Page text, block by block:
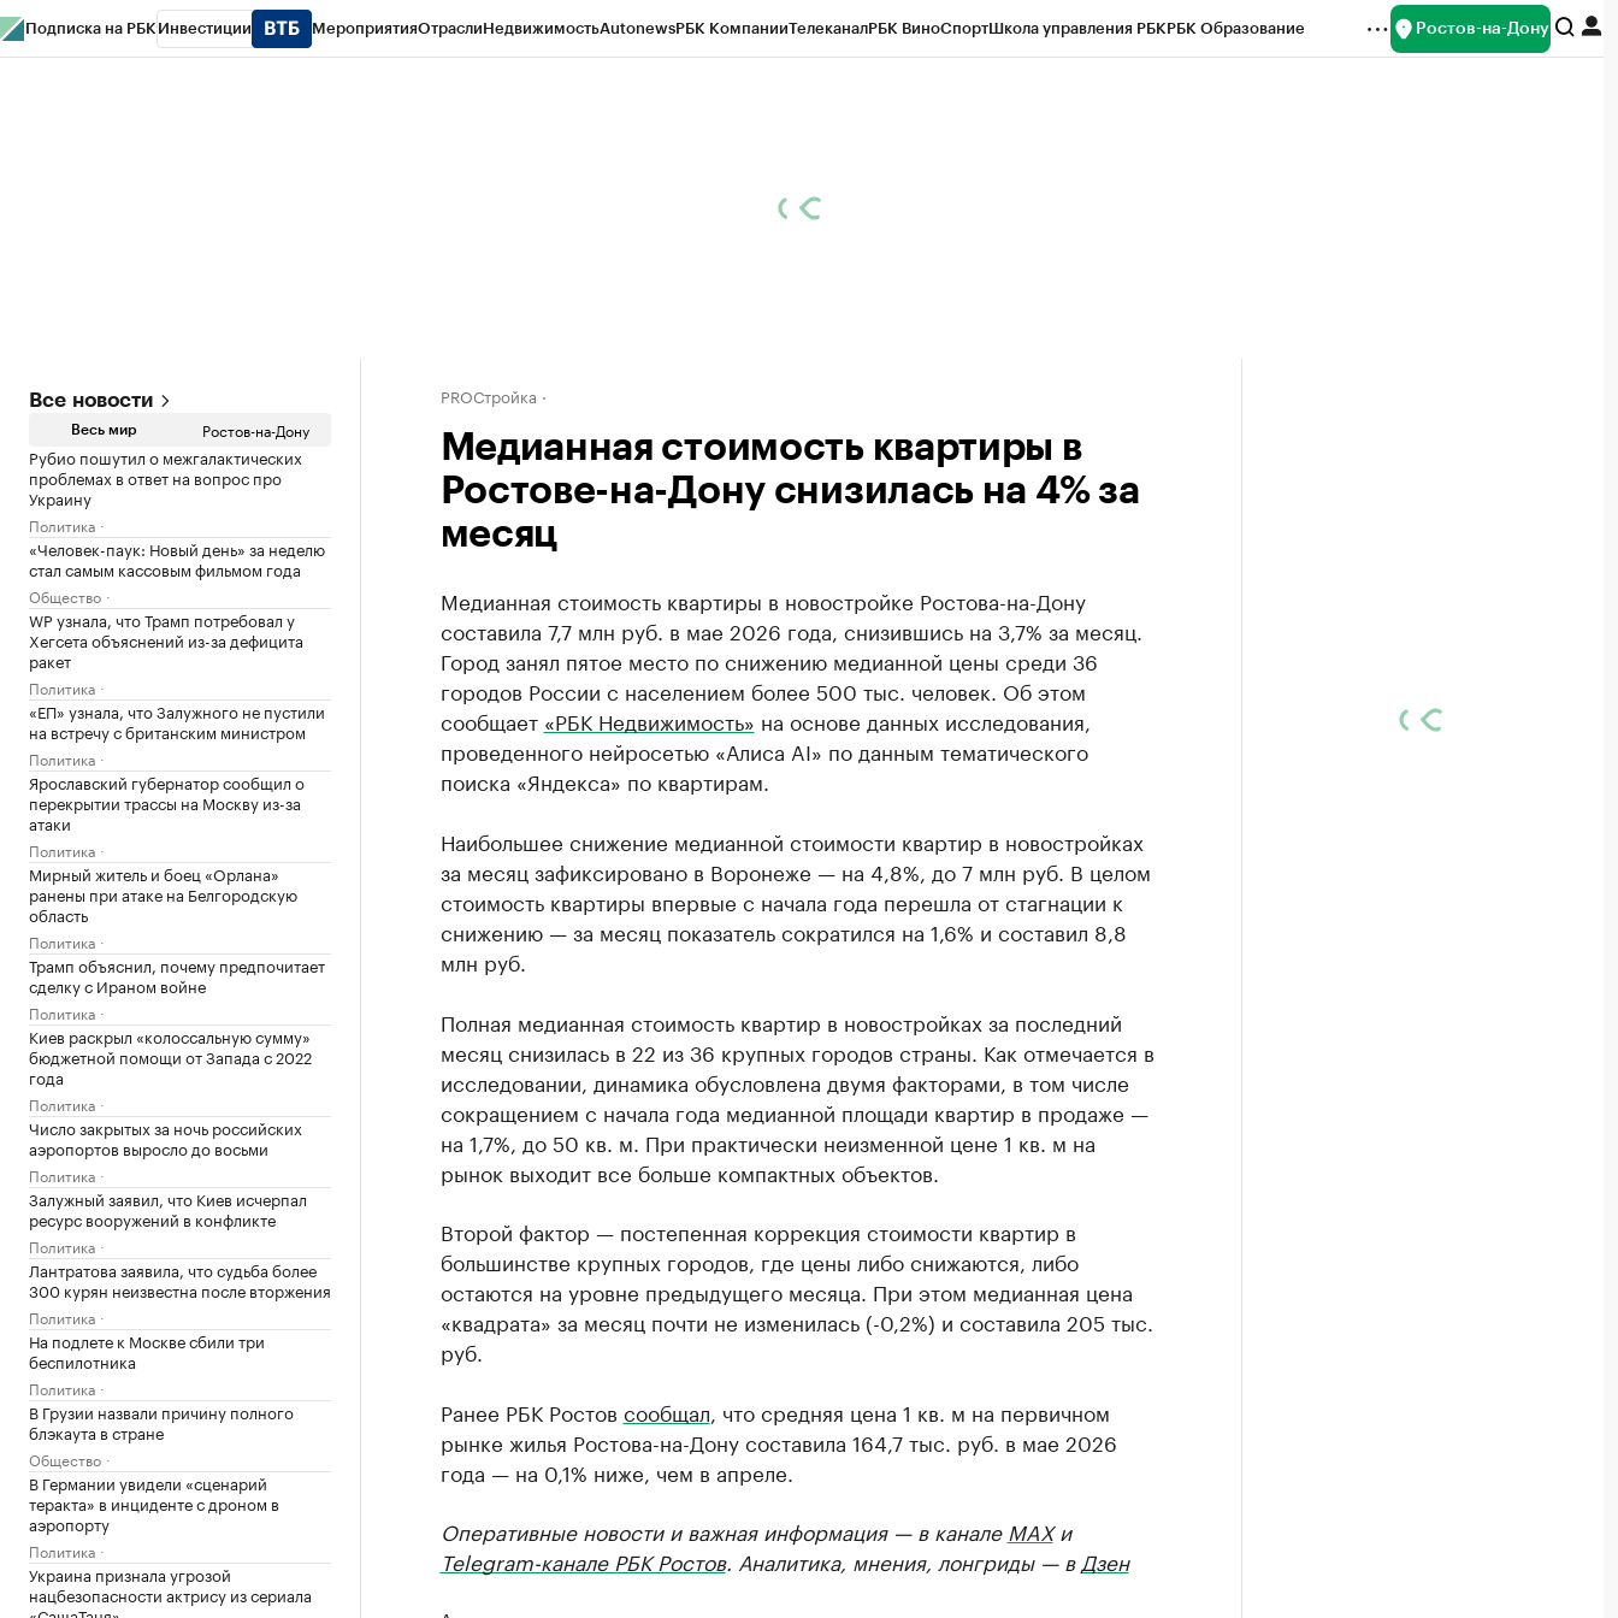
Подписка на РБК Инвестиции МероприятияОтраслиНедвижимостьAutonewsРБК КомпанииТелеканалРБК ВиноСпортШкола управления РБКРБК Образование Ростов-на-Дону
Все новости
Весь мир Ростов-на-Дону
Рубио пошутил о межгалактических
проблемах в ответ на вопрос про
Украину
Политика
«Человек-паук: Новый день» за неделю
стал самым кассовым фильмом года
Общество
WP узнала, что Трамп потребовал у
Хегсета объяснений из-за дефицита
ракет
Политика
«ЕП» узнала, что Залужного не пустили
на встречу с британским министром
Политика
Ярославский губернатор сообщил о
перекрытии трассы на Москву из-за
атаки
Политика
Мирный житель и боец «Орлана»
ранены при атаке на Белгородскую
область
Политика
Трамп объяснил, почему предпочитает
сделку с Ираном войне
Политика
Киев раскрыл «колоссальную сумму»
бюджетной помощи от Запада с 2022
года
Политика
Число закрытых за ночь российских
аэропортов выросло до восьми
Политика
Залужный заявил, что Киев исчерпал
ресурс вооружений в конфликте
Политика
Лантратова заявила, что судьба более
300 курян неизвестна после вторжения
Политика
На подлете к Москве сбили три
беспилотника
Политика
В Грузии назвали причину полного
блэкаута в стране
Общество
В Германии увидели «сценарий
теракта» в инциденте с дроном в
аэропорту
Политика
Украина признала угрозой
нацбезопасности актрису из сериала
PROСтройка
Медианная стоимость квартиры в
Ростове-на-Дону снизилась на 4% за
месяц
Медианная стоимость квартиры в новостройке Ростова-на-Дону
составила 7,7 млн руб. в мае 2026 года, снизившись на 3,7% за месяц.
Город занял пятое место по снижению медианной цены среди 36
городов России с населением более 500 тыс. человек. Об этом
сообщает «РБК Недвижимость» на основе данных исследования,
проведенного нейросетью «Алиса AI» по данным тематического
поиска «Яндекса» по квартирам.
Наибольшее снижение медианной стоимости квартир в новостройках
за месяц зафиксировано в Воронеже — на 4,8%, до 7 млн руб. В целом
стоимость квартиры впервые с начала года перешла от стагнации к
снижению — за месяц показатель сократился на 1,6% и составил 8,8
млн руб.
Полная медианная стоимость квартир в новостройках за последний
месяц снизилась в 22 из 36 крупных городов страны. Как отмечается в
исследовании, динамика обусловлена двумя факторами, в том числе
сокращением с начала года медианной площади квартир в продаже —
на 1,7%, до 50 кв. м. При практически неизменной цене 1 кв. м на
рынок выходит все больше компактных объектов.
Второй фактор — постепенная коррекция стоимости квартир в
большинстве крупных городов, где цены либо снижаются, либо
остаются на уровне предыдущего месяца. При этом медианная цена
«квадрата» за месяц почти не изменилась (-0,2%) и составила 205 тыс.
руб.
Ранее РБК Ростов сообщал , что средняя цена 1 кв. м на первичном
рынке жилья Ростова-на-Дону составила 164,7 тыс. руб. в мае 2026
года — на 0,1% ниже, чем в апреле.
Оперативные новости и важная информация — в канале MAXи
Telegram-канале РБК Ростов. Аналитика, мнения, лонгриды — в Дзен